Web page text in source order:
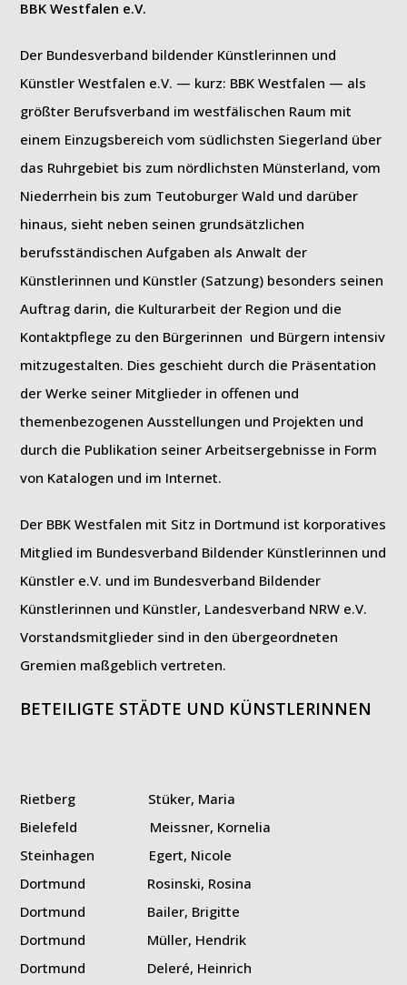
BBK Westfalen e.V.
Der Bundesverband bildender Künstlerinnen und
Künstler Westfalen e.V. — kurz: BBK Westfalen — als
größter Berufsverband im westfälischen Raum mit
einem Einzugsbereich vom südlichsten Siegerland über
das Ruhrgebiet bis zum nördlichsten Münsterland, vom
Niederrhein bis zum Teutoburger Wald und darüber
hinaus, sieht neben seinen grundsätzlichen
berufsständischen Aufgaben als Anwalt der
Künstlerinnen und Künstler (Satzung) besonders seinen
Auftrag darin, die Kulturarbeit der Region und die
Kontaktpflege zu den Bürgerinnen und Bürgern intensiv
mitzugestalten. Dies geschieht durch die Präsentation
der Werke seiner Mitglieder in offenen und
themenbezogenen Ausstellungen und Projekten und
durch die Publikation seiner Arbeitsergebnisse in Form
von Katalogen und im Internet.
Der BBK Westfalen mit Sitz in Dortmund ist korporatives
Mitglied im Bundesverband Bildender Künstlerinnen und
Künstler e.V. und im Bundesverband Bildender
Künstlerinnen und Künstler, Landesverband NRW e.V.
Vorstandsmitglieder sind in den übergeordneten
Gremien maßgeblich vertreten.
BETEILIGTE STÄDTE UND KÜNSTLERINNEN
Rietberg Stüker, Maria
Bielefeld Meissner, Kornelia
Steinhagen Egert, Nicole
Dortmund Rosinski, Rosina
Dortmund Bailer, Brigitte
Dortmund Müller, Hendrik
Dortmund Deleré, Heinrich